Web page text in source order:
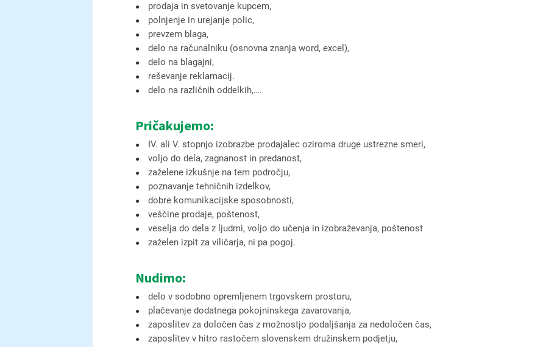
prodaja in svetovanje kupcem,
polnjenje in urejanje polic,
prevzem blaga,
delo na računalniku (osnovna znanja word, excel),
delo na blagajni,
reševanje reklamacij.
delo na različnih oddelkih,….
Pričakujemo:
IV. ali V. stopnjo izobrazbe prodajalec oziroma druge ustrezne smeri,
voljo do dela, zagnanost in predanost,
zaželene izkušnje na tem področju,
poznavanje tehničnih izdelkov,
dobre komunikacijske sposobnosti,
veščine prodaje, poštenost,
veselja do dela z ljudmi, voljo do učenja in izobraževanja, poštenost
zaželen izpit za viličarja, ni pa pogoj.
Nudimo:
delo v sodobno opremljenem trgovskem prostoru,
plačevanje dodatnega pokojninskega zavarovanja,
zaposlitev za določen čas z možnostjo podaljšanja za nedoločen čas,
zaposlitev v hitro rastočem slovenskem družinskem podjetju,